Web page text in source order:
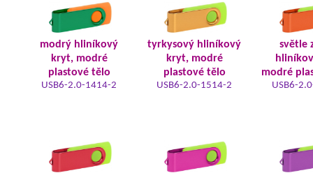
modrý hliníkový
kryt, modré
plastové tělo
USB6-2.0-1414-2
tyrkysový hliníkový
kryt, modré
plastové tělo
USB6-2.0-1514-2
světle
modré
USB6-